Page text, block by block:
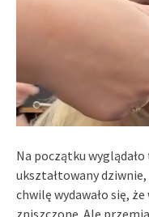
Na początku wyglądało
ukształtowany
chwilę wydawało się, że